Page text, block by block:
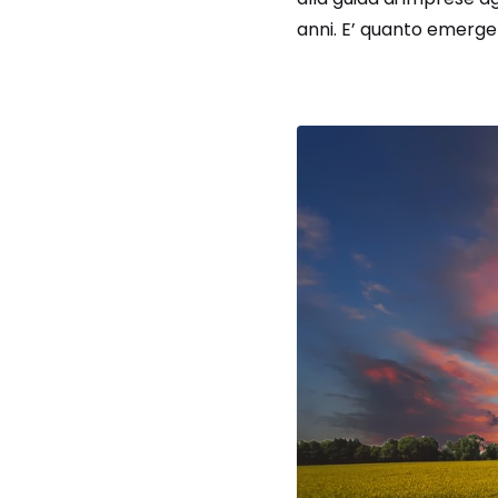
anni. E’ quanto emerge